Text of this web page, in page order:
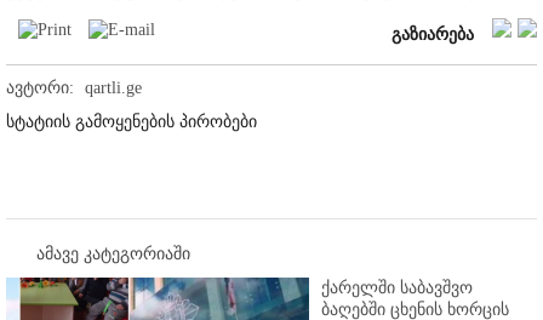
გაზიარება
ავტორი:
qartli.ge
სტატიის გამოყენების პირობები
ამავე კატეგორიაში
ქარელში საბავშვო
ბაღებში ცხენის ხორცის